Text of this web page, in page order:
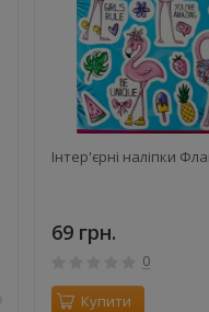
Інтер'єрні наліпки
69 грн.
0
Купити